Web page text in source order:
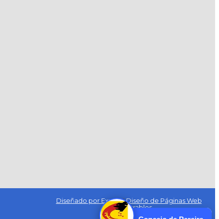
Diseñado por Exus™|Diseño de Páginas Web
Administrables